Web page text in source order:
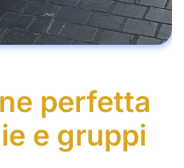
perfetta
e gruppi